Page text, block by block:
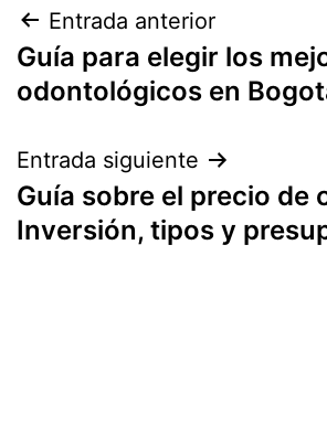
Navegación
de
Entrada anterior
Guía para elegir los
odontológicos en
Entrada siguiente
Guía sobre el precio de
Inversión, tipos y